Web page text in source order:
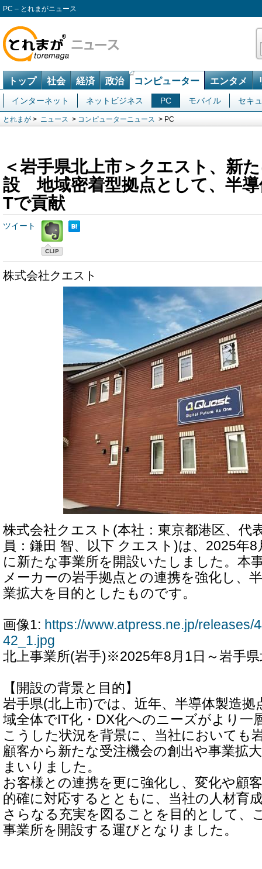
PC – とれまがニュース
トップ 社会 経済 政治 コンピューター エンタメ
インターネット ネットビジネス PC モバイル セキ
とれまが > ニュース > コンピューターニュース > PC
＜岩手県北上市＞クエスト、新
設 地域密着型拠点として、半導
Tで貢献
ツイート
株式会社クエスト
株式会社クエスト(本社：東京都港区、代
員：鎌田 智、以下 クエスト)は、2025年
に新たな事業所を開設いたしました。本
メーカーの岩手拠点との連携を強化し、
業拡大を目的としたものです。
画像1: https://www.atpress.ne.jp/releases/
42_1.jpg
北上事業所(岩手)※2025年8月1日～岩手
【開設の背景と目的】
岩手県(北上市)では、近年、半導体製造拠
域全体でIT化・DX化へのニーズがより一
こうした状況を背景に、当社においても
顧客から新たな受注機会の創出や事業拡
まいりました。
お客様との連携を更に強化し、変化や顧
的確に対応するとともに、当社の人材育
さらなる充実を図ることを目的として、
事業所を開設する運びとなりました。